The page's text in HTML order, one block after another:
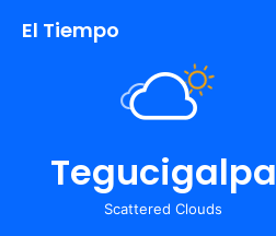
El Tiempo
Tegucigalpa
Scattered Clouds